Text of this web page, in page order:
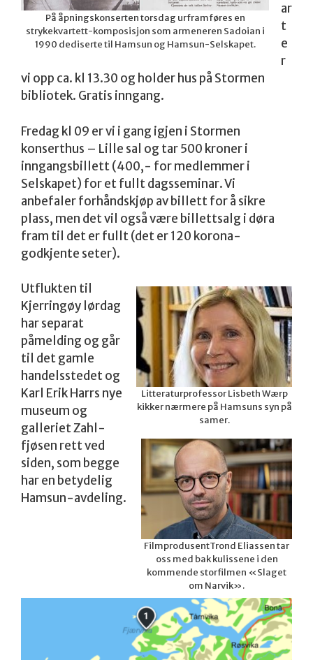
På åpningskonserten torsdag urframføres en
strykekvartett-komposisjon som armeneren Sadoian i
1990 dediserte til Hamsun og Hamsun-Selskapet.
ar
t
e
r
vi opp ca. kl 13.30 og holder hus på Stormen
bibliotek. Gratis inngang.
Fredag kl 09 er vi i gang igjen i Stormen
konserthus – Lille sal og tar 500 kroner i
inngangsbillett (400,- for medlemmer i
Selskapet) for et fullt dagsseminar. Vi
anbefaler forhåndskjøp av billett for å sikre
plass, men det vil også være billettsalg i døra
fram til det er fullt (det er 120 korona-
godkjente seter).
Litteraturprofessor Lisbeth Wærp
kikker nærmere på Hamsuns syn på
samer.
FilmprodusentTrond Eliassen tar
oss med bak kulissene i den
kommende storfilmen «Slaget
om Narvik».
Utflukten til
Kjerringøy lørdag
har separat
påmelding og går
til det gamle
handelsstedet og
Karl Erik Harrs nye
museum og
galleriet Zahl-
fjøsen rett ved
siden, som begge
har en betydelig
Hamsun-avdeling.